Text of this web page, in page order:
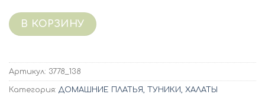
В КОРЗИНУ
Артикул: 3778_138
Категория: ДОМАШНИЕ ПЛАТЬЯ, ТУНИКИ, ХАЛАТЫ